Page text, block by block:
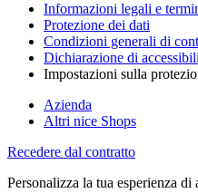
Informazioni legali e
Protezione dei dati
Condizioni generali di
Dichiarazione di
Impostazioni sulla
Azienda
Altri nice Shops
Recedere dal contratto
Personalizza la tua esperienza di